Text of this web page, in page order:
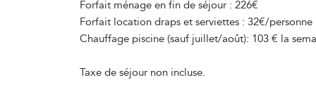
Forfait ménage en fin de séjour : 226€
Forfait location draps et serviettes : 32€/personne
Chauffage piscine (sauf juillet/août): 103 € la
Taxe de séjour non incluse.